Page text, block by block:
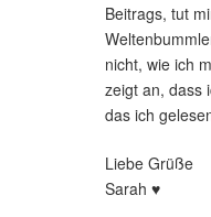
Beitrags, tut
nicht, wie ich
zeigt an, dass
das ich
Liebe Grüße
Sarah ♥